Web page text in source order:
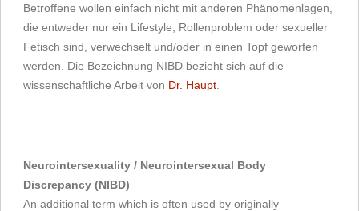
Betroffene wollen einfach nicht mit anderen Phänomenlagen,
die entweder nur ein Lifestyle, Rollenproblem oder sexueller
Fetisch sind, verwechselt und/oder in einen Topf geworfen
werden. Die Bezeichnung NIBD bezieht sich auf die
wissenschaftliche Arbeit von Dr. Haupt
Neurointersexuality / Neurointersexual Body
Discrepancy (NIBD)
An additional term which is often used by originally